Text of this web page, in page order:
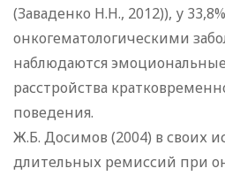
(Заваденко Н.Н., 2012)), у
онкогематологическими
наблюдаются
расстройства
поведения.
Ж.Б. Досимов (2004) в своих
длительных ремиссий при